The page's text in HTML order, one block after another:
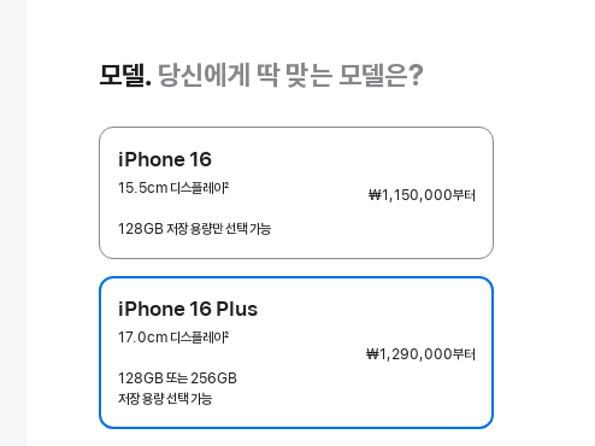
모델. 당신에게 딱 맞는 모델은?
iPhone 16
15.5cm 디스플레이 2
128GB 저장 용량만 선택 가능
₩1,150,000부터
iPhone 16 Plus
17.0cm 디스플레이 2
128GB 또는 256GB
저장 용량 선택 가능
₩1,290,000부터